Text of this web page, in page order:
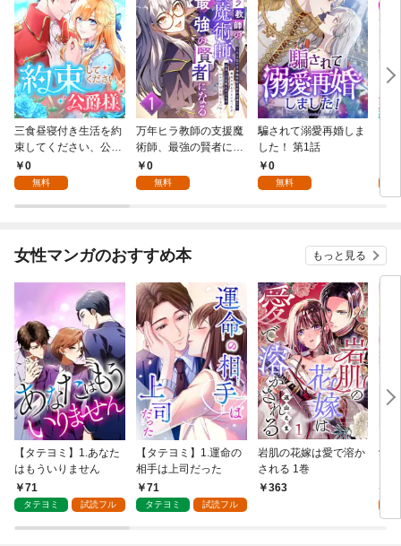
三食昼寝付き生活を約
束してください、公爵
様 1話
0
無料
万年ヒラ教師の支援魔
術師、最強の賢者にな
る～不人気の支援魔術
師は給料泥棒だと魔術
らない件～ 第1話
0
無料
騙されて溺愛再婚しま
した！ 第1話
0
無料
女性マンガのおすすめ本 もっと見る
【タテヨミ】1.あなた
はもういりません
71
タテヨミ 試読フル
【タテヨミ】1.運命の
相手は上司だった
71
タテヨミ 試読フル
岩肌の花嫁は愛で溶か
される 1巻
363
愛